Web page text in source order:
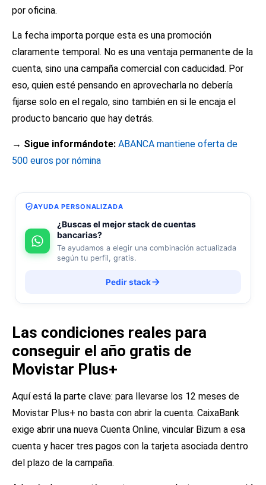
por oficina.
La fecha importa porque esta es una promoción
claramente temporal. No es una ventaja permanente de la
cuenta, sino una campaña comercial con caducidad. Por
eso, quien esté pensando en aprovecharla no debería
fijarse solo en el regalo, sino también en si le encaja el
producto bancario que hay detrás.
→ Sigue informándote: ABANCA mantiene oferta de
500 euros por nómina
AYUDA PERSONALIZADA
¿Buscas el mejor stack de cuentas
bancarias?
Te ayudamos a elegir una combinación actualizada
según tu perfil, gratis.
Pedir stack
Las condiciones reales para
conseguir el año gratis de
Movistar Plus+
Aquí está la parte clave: para llevarse los 12 meses de
Movistar Plus+ no basta con abrir la cuenta. CaixaBank
exige abrir una nueva Cuenta Online, vincular Bizum a esa
cuenta y hacer tres pagos con la tarjeta asociada dentro
del plazo de la campaña.